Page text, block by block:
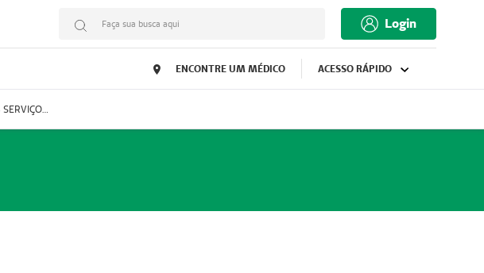
Faça sua busca aqui Login
ENCONTRE UM MÉDICO ACESSO RÁPIDO
MUDANÇA DE ENDEREÇO - DIAGITAB SERVIÇOS MÉDICOS LTDA (54003267-5)